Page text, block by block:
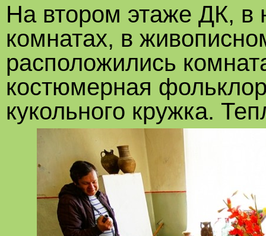
На втором этаже ДК, в
комнатах, в
расположились
костюмерная
кукольного кружка.